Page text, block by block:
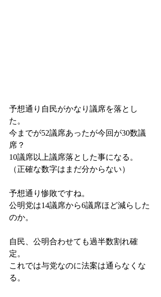
予想通り自民がかなり議席を落とし
た。
今までが52議席あったが今回が30数議
席？
10議席以上議席落とした事になる。
（正確な数字はまだ分からない）
予想通り惨敗ですね。
公明党は14議席から6議席ほど減らした
のか。
自民、公明合わせても過半数割れ確
定。
これでは与党なのに法案は通らなくな
る。